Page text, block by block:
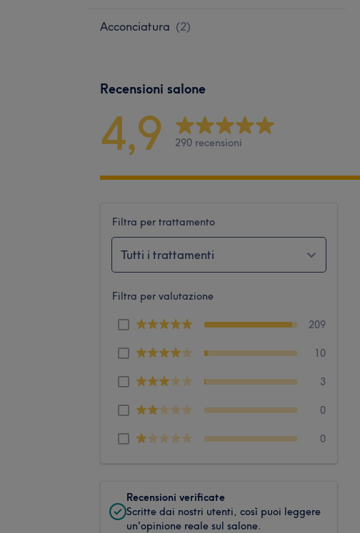
Acconciatura (2)
Recensioni salone
4,9 290 recensioni
Filtra per trattamento
Tutti i trattamenti
Filtra per valutazione
209
10
3
0
0
Recensioni verificate
Scritte dai nostri utenti, così puoi leggere
un'opinione reale sul salone.